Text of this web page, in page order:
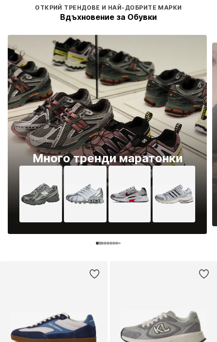
ОТКРИЙ ТРЕНДОВЕ И НАЙ-ДОБРИТЕ МАРКИ
Вдъхновение за Обувки
Много тренди маратонки